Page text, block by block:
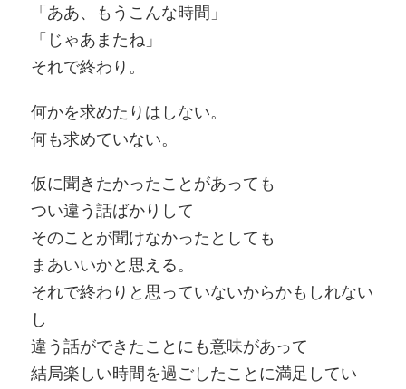
「ああ、もうこんな時間」
「じゃあまたね」
それで終わり。
何かを求めたりはしない。
何も求めていない。
仮に聞きたかったことがあっても
つい違う話ばかりして
そのことが聞けなかったとしても
まあいいかと思える。
それで終わりと思っていないからかもしれない
し
違う話ができたことにも意味があって
結局楽しい時間を過ごしたことに満足してい